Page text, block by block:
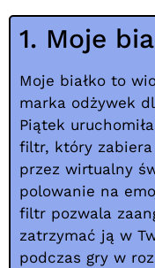
1. Moje
Moje białko to
marka odżywek
Piątek
filtr, który
przez wirtualny
polowanie na
filtr pozwala
zatrzymać ją w
podczas gry w